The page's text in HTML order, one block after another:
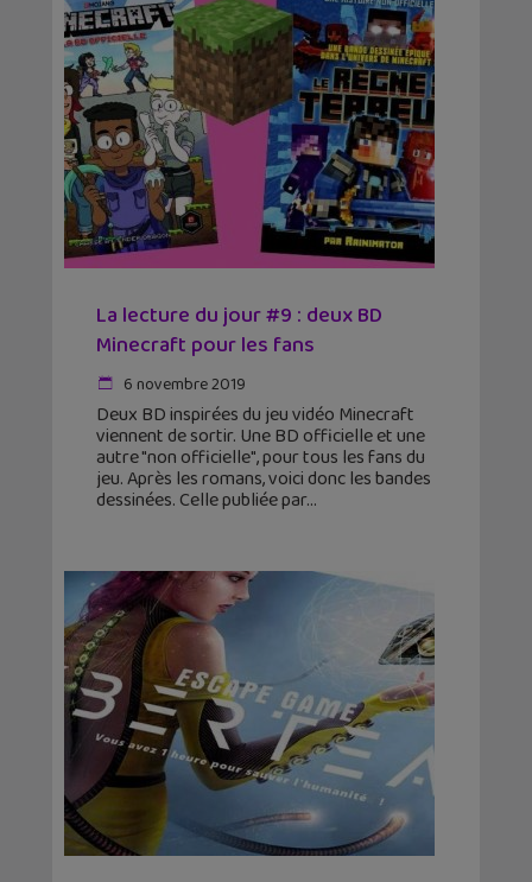
La lecture du jour #9 : deux BD
Minecraft pour les fans
6 novembre 2019
Deux BD inspirées du jeu vidéo Minecraft
viennent de sortir. Une BD officielle et une
autre "non officielle", pour tous les fans du
jeu. Après les romans, voici donc les bandes
dessinées. Celle publiée par